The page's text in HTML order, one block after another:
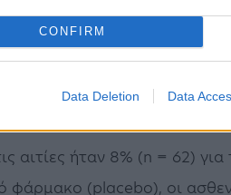
CONFIRM
Data Deletion Data
σημείο (σχετικός
0.67-1.08, p=0.18), με
(με 95% διάστημα
αιτίες ήταν 8% (n = 62)
φάρμακο (placebo), οι